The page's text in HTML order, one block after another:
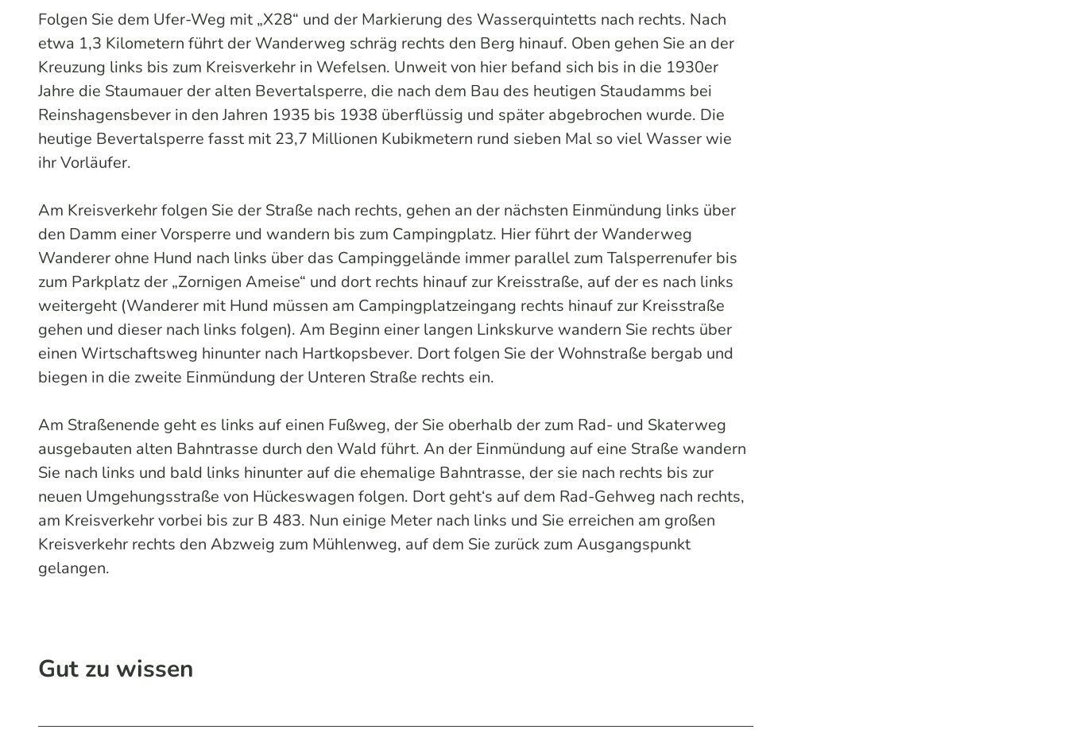
Folgen Sie dem Ufer-Weg mit „X28“ und der Markierung des Wasserquintetts nach rechts. Nach
etwa 1,3 Kilometern führt der Wanderweg schräg rechts den Berg hinauf. Oben gehen Sie an der
Kreuzung links bis zum Kreisverkehr in Wefelsen. Unweit von hier befand sich bis in die 1930er
Jahre die Staumauer der alten Bevertalsperre, die nach dem Bau des heutigen Staudamms bei
Reinshagensbever in den Jahren 1935 bis 1938 überflüssig und später abgebrochen wurde. Die
heutige Bevertalsperre fasst mit 23,7 Millionen Kubikmetern rund sieben Mal so viel Wasser wie
ihr Vorläufer.
Am Kreisverkehr folgen Sie der Straße nach rechts, gehen an der nächsten Einmündung links über
den Damm einer Vorsperre und wandern bis zum Campingplatz. Hier führt der Wanderweg
Wanderer ohne Hund nach links über das Campinggelände immer parallel zum Talsperrenufer bis
zum Parkplatz der „Zornigen Ameise“ und dort rechts hinauf zur Kreisstraße, auf der es nach links
weitergeht (Wanderer mit Hund müssen am Campingplatzeingang rechts hinauf zur Kreisstraße
gehen und dieser nach links folgen). Am Beginn einer langen Linkskurve wandern Sie rechts über
einen Wirtschaftsweg hinunter nach Hartkopsbever. Dort folgen Sie der Wohnstraße bergab und
biegen in die zweite Einmündung der Unteren Straße rechts ein.
Am Straßenende geht es links auf einen Fußweg, der Sie oberhalb der zum Rad- und Skaterweg
ausgebauten alten Bahntrasse durch den Wald führt. An der Einmündung auf eine Straße wandern
Sie nach links und bald links hinunter auf die ehemalige Bahntrasse, der sie nach rechts bis zur
neuen Umgehungsstraße von Hückeswagen folgen. Dort geht‘s auf dem Rad-Gehweg nach rechts,
am Kreisverkehr vorbei bis zur B 483. Nun einige Meter nach links und Sie erreichen am großen
Kreisverkehr rechts den Abzweig zum Mühlenweg, auf dem Sie zurück zum Ausgangspunkt
gelangen.
Gut zu wissen